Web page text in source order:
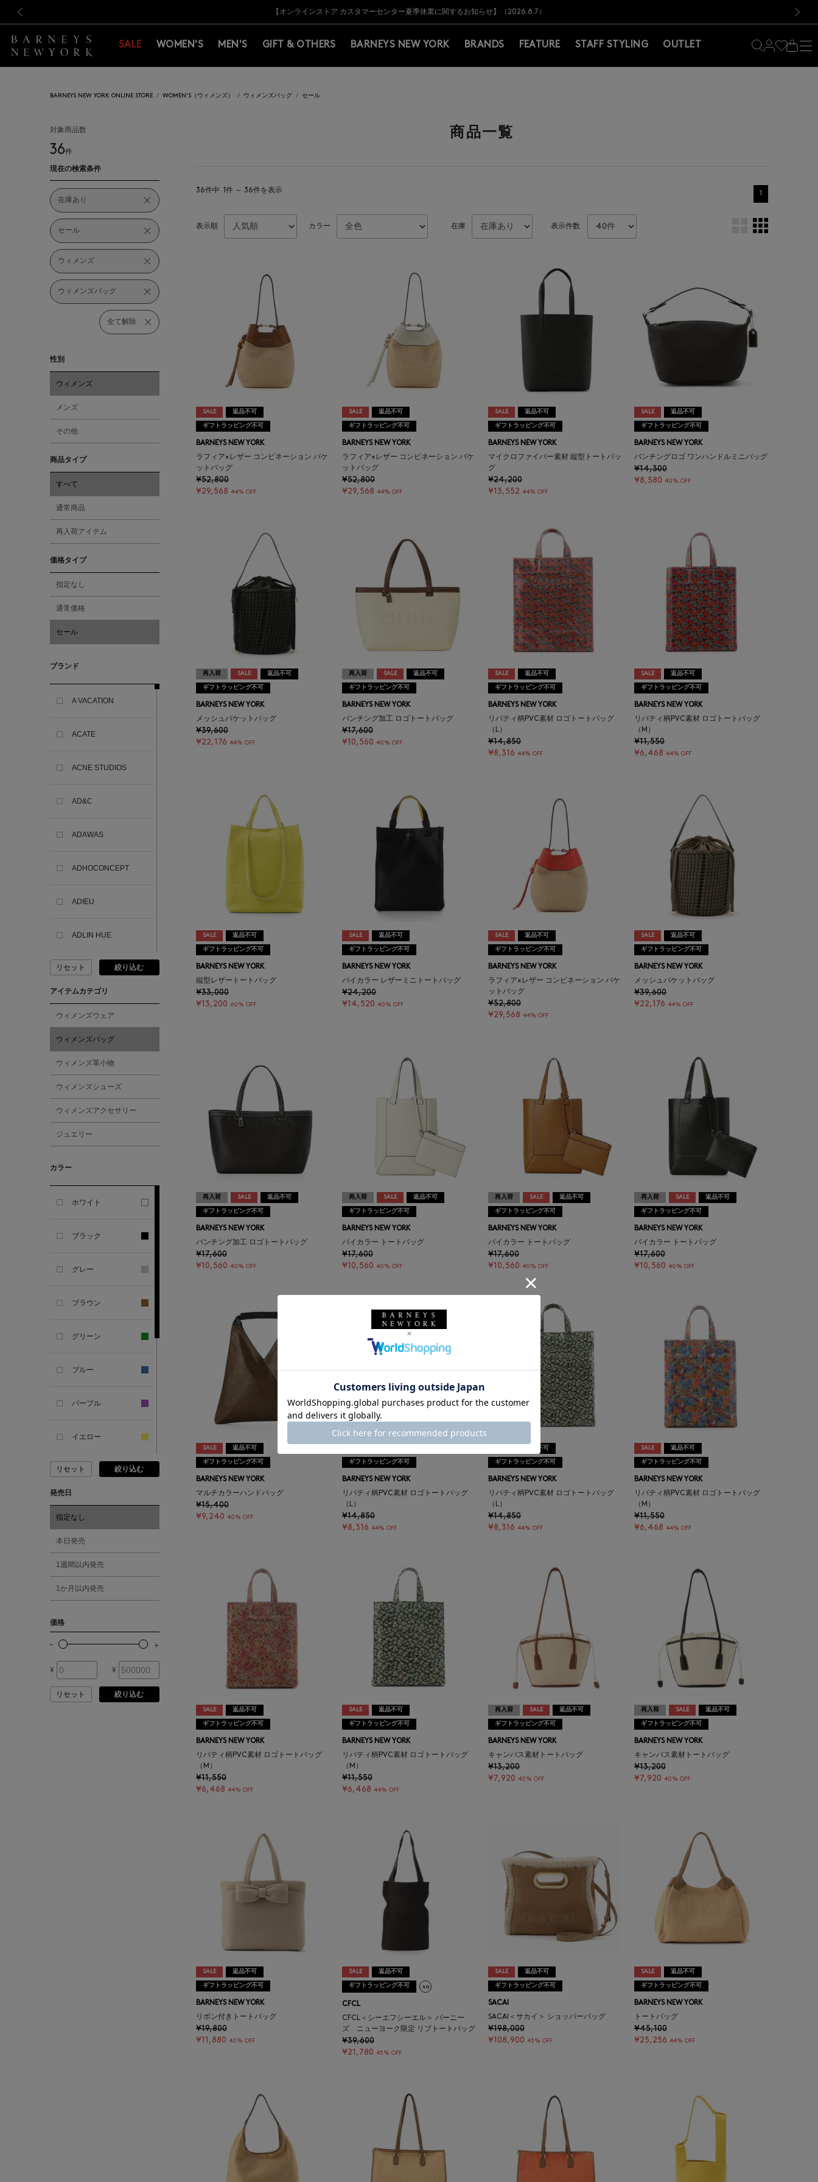
新規登録のお客様も対象！＜MY BARNEYS＞会員のお客様は11,000円（税込）以上のお買上げで常時送料無料！お買い物の際は会員登録を！
【夏季休業に伴う出荷一時停止のお知らせ】(2026.8.7)
【オンラインストア カスタマーセンター夏季休業に関するお知らせ】（2026.8.7）
【夏季休業に伴う返品・交換承り一時停止のお知らせ】（2026.8.5）
熊本県を中心とした地震の影響によるお荷物のお届けについて
【開催中】SUMMER SALEのご案内・ご注意事項
新規登録のお客様も対象！＜MY BARNEYS＞会員のお客様は11,000円（税込）以上のお買上げで常時送料無料！お買い物の際は会員登録を！
【夏季休業に伴う出荷一時停止のお知らせ】(2026.8.7)
SALE WOMEN'S MEN'S GIFT & OTHERS BARNEYS NEW YORK BRANDS FEATURE STAFF STYLING OUTLET
BARNEYS NEW YORK ONLINE STORE WOMEN'S（ウィメンズ） ウィメンズバッグ セール
対象商品数
36件
現在の検索条件
在庫あり
セール
ウィメンズ
ウィメンズバッグ
全て解除
性別
ウィメンズ
メンズ
その他
商品タイプ
すべて
通常商品
再入荷アイテム
価格タイプ
指定なし
通常価格
セール
ブランド
A VACATION
ACATE
ACNE STUDIOS
AD&C
ADAWAS
ADHOCONCEPT
ADIEU
ADLIN HUE
ADVISORY BOARD
AESOP
ALBERT THURSTON
ALESSANDRO
SANDAL
ANDERSONS
ANTIPAST
ANYA HINDMARCH
ARCS LONDON
ARIANNA
ASAUCE MELER
ATELIER AMBOISE
リセット 絞り込む
アイテムカテゴリ
ウィメンズウェア
ウィメンズバッグ
ウィメンズ革小物
ウィメンズシューズ
ウィメンズアクセサリー
ジュエリー
カラー
ホワイト
ブラック
グレー
ブラウン
グリーン
ブルー
パープル
イエロー
ピンク
レッド
オレンジ
シルバー
リセット 絞り込む
発売日
指定なし
本日発売
1週間以内発売
1か月以内発売
価格
¥ ¥
リセット 絞り込む
商品一覧
36件中 1件 ～ 36件を表示 1
表示順 カラー 在庫 表示件数
SALE 返品不可
ギフトラッピング不可
BARNEYS NEW YORK
ラフィア×レザー コンビネーション バケ
ットバッグ
¥52,800
¥29,568 44% OFF
SALE 返品不可
ギフトラッピング不可
BARNEYS NEW YORK
ラフィア×レザー コンビネーション バケ
ットバッグ
¥52,800
¥29,568 44% OFF
SALE 返品不可
ギフトラッピング不可
BARNEYS NEW YORK
マイクロファイバー素材 縦型トートバッ
グ
¥24,200
¥13,552 44% OFF
SALE 返品不可
ギフトラッピング不可
BARNEYS NEW YORK
パンチングロゴ ワンハンドルミニバッグ
¥14,300
¥8,580 40% OFF
再入荷 SALE 返品不可
ギフトラッピング不可
BARNEYS NEW YORK
メッシュバケットバッグ
¥39,600
¥22,176 44% OFF
再入荷 SALE 返品不可
ギフトラッピング不可
BARNEYS NEW YORK
パンチング加工 ロゴトートバッグ
¥17,600
¥10,560 40% OFF
SALE 返品不可
ギフトラッピング不可
BARNEYS NEW YORK
リバティ柄PVC素材 ロゴトートバッグ
（L）
¥14,850
¥8,316 44% OFF
SALE 返品不可
ギフトラッピング不可
BARNEYS NEW YORK
リバティ柄PVC素材 ロゴトートバッグ
（M）
¥11,550
¥6,468 44% OFF
SALE 返品不可
ギフトラッピング不可
BARNEYS NEW YORK
縦型レザートートバッグ
¥33,000
¥13,200 60% OFF
SALE 返品不可
ギフトラッピング不可
BARNEYS NEW YORK
バイカラー レザーミニトートバッグ
¥24,200
¥14,520 40% OFF
SALE 返品不可
ギフトラッピング不可
BARNEYS NEW YORK
ラフィア×レザー コンビネーション バケ
ットバッグ
¥52,800
¥29,568 44% OFF
SALE 返品不可
ギフトラッピング不可
BARNEYS NEW YORK
メッシュバケットバッグ
¥39,600
¥22,176 44% OFF
再入荷 SALE 返品不可
ギフトラッピング不可
BARNEYS NEW YORK
パンチング加工 ロゴトートバッグ
¥17,600
¥10,560 40% OFF
再入荷 SALE 返品不可
ギフトラッピング不可
BARNEYS NEW YORK
バイカラー トートバッグ
¥17,600
¥10,560 40% OFF
再入荷 SALE 返品不可
ギフトラッピング不可
BARNEYS NEW YORK
バイカラー トートバッグ
¥17,600
¥10,560 40% OFF
再入荷 SALE 返品不可
ギフトラッピング不可
BARNEYS NEW YORK
バイカラー トートバッグ
¥17,600
¥10,560 40% OFF
SALE 返品不可
ギフトラッピング不可
BARNEYS NEW YORK
マルチカラーハンドバッグ
¥15,400
¥9,240 40% OFF
ギフトラッピング不可
BARNEYS NEW YORK
リバティ柄PVC素材 ロゴトートバッグ
（L）
¥14,850
¥8,316 44% OFF
返品不可
ギフトラッピング不可
BARNEYS NEW YORK
リバティ柄PVC素材 ロゴトートバッグ
（L）
¥14,850
¥8,316 44% OFF
SALE 返品不可
ギフトラッピング不可
BARNEYS NEW YORK
リバティ柄PVC素材 ロゴトートバッグ
（M）
¥11,550
¥6,468 44% OFF
SALE 返品不可
ギフトラッピング不可
BARNEYS NEW YORK
リバティ柄PVC素材 ロゴトートバッグ
（M）
¥11,550
¥6,468 44% OFF
SALE 返品不可
ギフトラッピング不可
BARNEYS NEW YORK
リバティ柄PVC素材 ロゴトートバッグ
（M）
¥11,550
¥6,468 44% OFF
再入荷 SALE 返品不可
ギフトラッピング不可
BARNEYS NEW YORK
キャンバス素材トートバッグ
¥13,200
¥7,920 40% OFF
再入荷 SALE 返品不可
ギフトラッピング不可
BARNEYS NEW YORK
キャンバス素材トートバッグ
¥13,200
¥7,920 40% OFF
SALE 返品不可
ギフトラッピング不可
BARNEYS NEW YORK
リボン付きトートバッグ
¥19,800
¥11,880 40% OFF
SALE 返品不可
ギフトラッピング不可
CFCL
CFCL＜シーエフシーエル＞ バーニー
ズ ニューヨーク限定 リブトートバッグ
¥39,600
¥21,780 45% OFF
SALE 返品不可
ギフトラッピング不可
SACAI
SACAI＜サカイ＞ ショッパーバッグ
¥198,000
¥108,900 45% OFF
SALE 返品不可
ギフトラッピング不可
BARNEYS NEW YORK
トートバッグ
¥45,100
¥25,256 44% OFF